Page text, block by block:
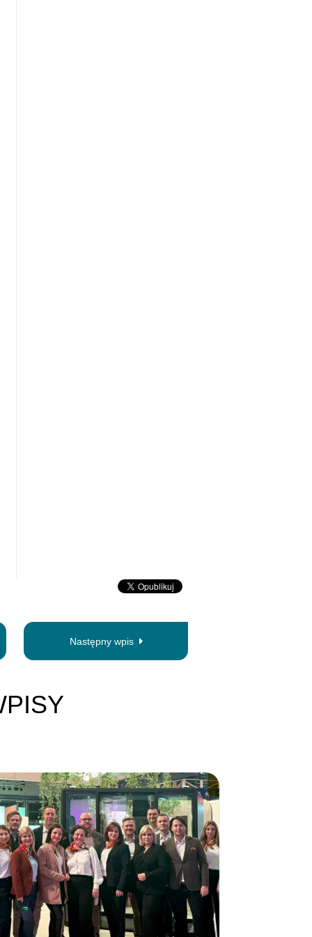
Następny wpis